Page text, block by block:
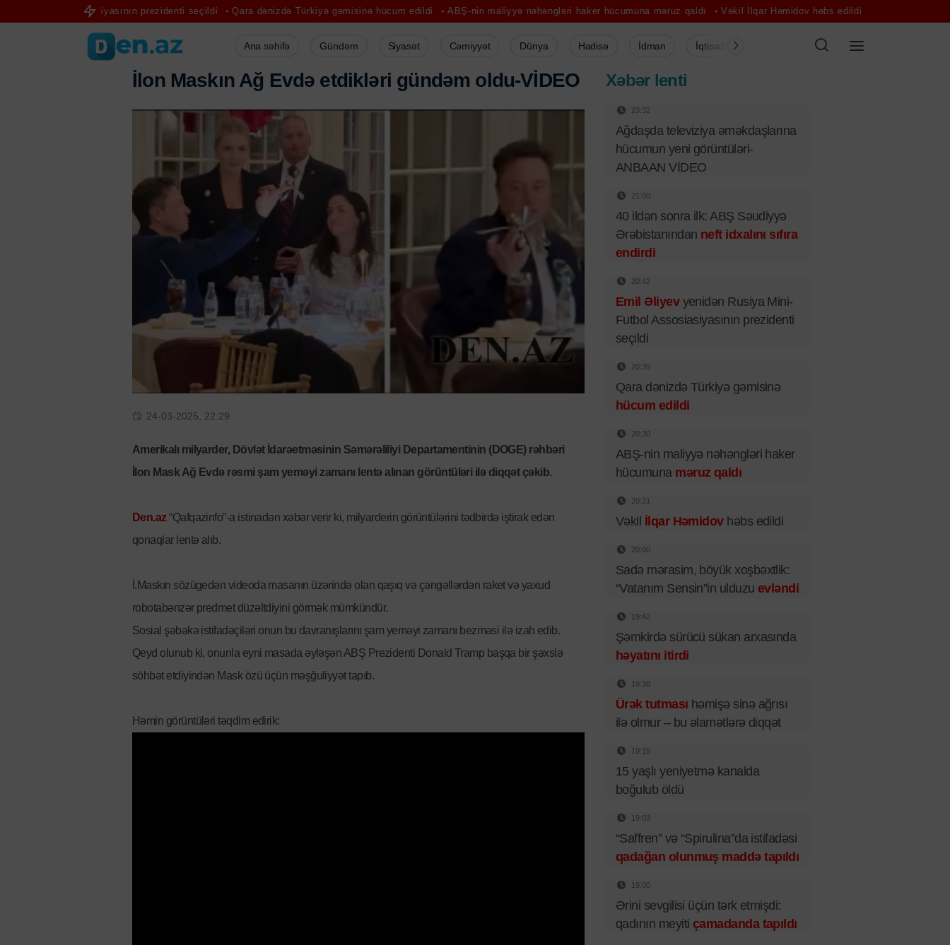
prezidenti seçildi Qara dənizdə Türkiyə gəmisinə hücum edildi ABŞ-nin maliyyə nəhəngləri haker hücumuna məruz qaldı Vəkil İlqar Həmidov həbs edildi Sadə mərasim, böyük
Ana səhifə Gündəm Siyasət Cəmiyyət Dünya Hadisə İdman İqtisadiyyat Şou-biznes Müsahibə
İlon Maskın Ağ Evdə etdikləri gündəm oldu-VİDEO
24-03-2025, 22:29
Amerikalı milyarder, Dövlət İdarəetməsinin Səmərəliliyi Departamentinin (DOGE) rəhbəri
İlon Mask Ağ Evdə rəsmi şam yeməyi zamanı lentə alınan görüntüləri ilə diqqət çəkib.
Den.az “Qafqazinfo”-a istinadən xəbər verir ki, milyarderin görüntülərini tədbirdə iştirak edən
qonaqlar lentə alıb.
İ.Maskın sözügedən videoda masanın üzərində olan qaşıq və çəngəllərdən raket və yaxud
robotabənzər predmet düzəltdiyini görmək mümkündür.
Sosial şəbəkə istifadəçiləri onun bu davranışlarını şam yeməyi zamanı bezməsi ilə izah edib.
Qeyd olunub ki, onunla eyni masada əyləşən ABŞ Prezidenti Donald Tramp başqa bir şəxslə
söhbət etdiyindən Mask özü üçün məşğuliyyət tapıb.
Həmin görüntüləri təqdim edirik:
Xəbər lenti
23:32
Ağdaşda televiziya əməkdaşlarına
hücumun yeni görüntüləri-
ANBAAN VİDEO
21:00
40 ildən sonra ilk: ABŞ Səudiyyə
Ərəbistanından neft idxalını sıfıra
endirdi
20:42
Emil Əliyevyenidən Rusiya Mini-
Futbol Assosiasiyasının prezidenti
seçildi
20:39
Qara dənizdə Türkiyə gəmisinə
hücum edildi
20:30
ABŞ-nin maliyyə nəhəngləri haker
hücumuna məruz qaldı
20:21
Vəkil İlqar Həmidovhəbs edildi
20:00
Sadə mərasim, böyük xoşbəxtlik:
“Vatanım Sensin”in ulduzu evləndi
19:42
Şəmkirdə sürücü sükan arxasında
həyatını itirdi
19:30
Ürək tutması həmişə sinə ağrısı
ilə olmur – bu əlamətlərə diqqət
19:15
15 yaşlı yeniyetmə kanalda
boğulub öldü
19:03
“Saffren” və “Spirulina”da istifadəsi
qadağan olunmuş maddə tapıldı
19:00
Ərini sevgilisi üçün tərk etmişdi:
qadının meyiti çamadanda tapıldı